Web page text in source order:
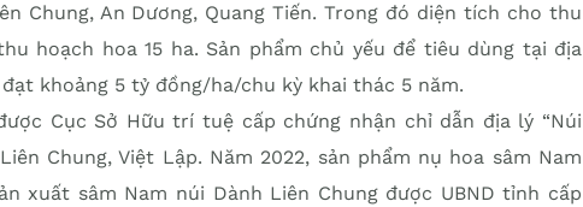
Chung, An Dương, Quang Tiến. Trong đó diện tích cho thu
hoạch hoa 15 ha. Sản phẩm chủ yếu để tiêu dùng tại địa
khoảng 5 tỷ đồng/ha/chu kỳ khai thác 5 năm.
Cục Sở Hữu trí tuệ cấp chứng nhận chỉ dẫn địa lý “Núi
Chung, Việt Lập. Năm 2022, sản phẩm nụ hoa sâm Nam
xuất sâm Nam núi Dành Liên Chung được UBND tỉnh cấp